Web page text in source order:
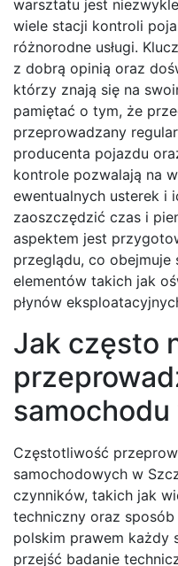
warsztatu jest
wiele stacji kontroli
różnorodne usługi.
z dobrą opinią oraz
którzy znają się na
pamiętać o tym, że
przeprowadzany
producenta pojazdu
kontrole pozwalają na
ewentualnych usterek i
zaoszczędzić czas i
aspektem jest
przeglądu, co
elementów takich jak
płynów
Jak często
Częstotliwość
samochodowych w
czynników, takich jak
techniczny oraz
polskim prawem każdy
przejść badanie